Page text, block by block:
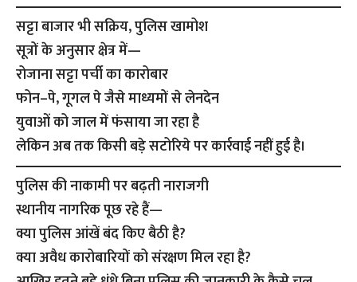
सट्टा बाजार भी सक्रिय, पुलिस खामोश
सूत्रों के अनुसार क्षेत्र में—
रोजाना सट्टा पर्ची का कारोबार
फोन–पे, गूगल पे जैसे माध्यमों से लेनदेन
युवाओं को जाल में फंसाया जा रहा है
लेकिन अब तक किसी बड़े सटोरिये पर कार्रवाई नहीं हुई है।
पुलिस की नाकामी पर बढ़ती नाराजगी
स्थानीय नागरिक पूछ रहे हैं—
क्या पुलिस आंखें बंद किए बैठी है?
क्या अवैध कारोबारियों को संरक्षण मिल रहा है?